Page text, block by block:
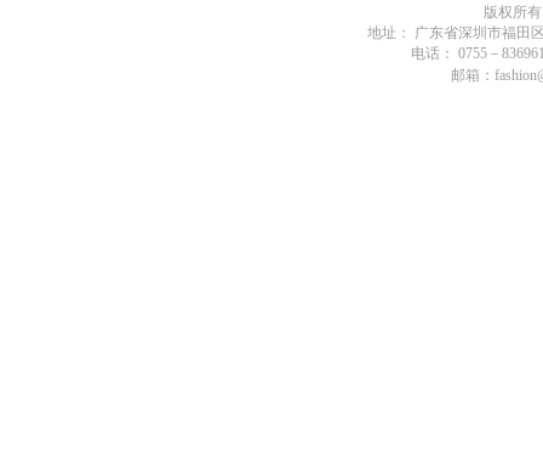
版权所
地址： 广东省深圳市福田
电话： 0755－
邮箱：